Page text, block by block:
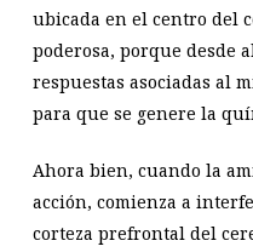
ubicada en el centro del
poderosa, porque desde
respuestas asociadas al
para que se genere la
Ahora bien, cuando la
acción, comienza a
corteza prefrontal del